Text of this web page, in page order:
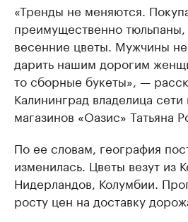
«Тренды не меняются.
преимущественно
весенние цветы. Мужчины
дарить нашим дорогим
то сборные букеты», —
Калининград владелица сети
магазинов «Оазис» Татьяна
По ее словам, география
изменилась. Цветы везут из
Нидерландов, Колумбии.
росту цен на доставку